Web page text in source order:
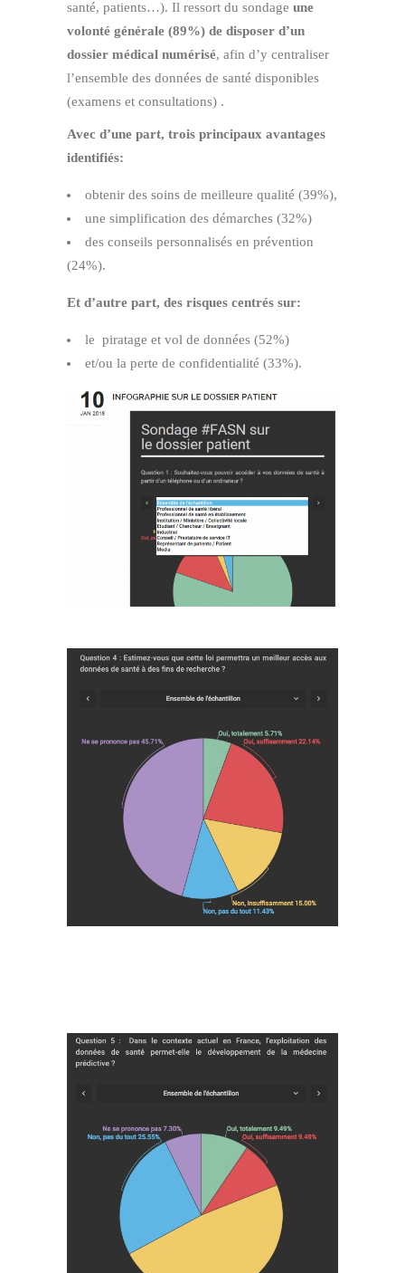
santé, patients…). Il ressort du sondage une
volonté générale (89%) de disposer d’un
dossier médical numérisé, afin d’y centraliser
l’ensemble des données de santé disponibles
(examens et consultations) .
Avec d’une part, trois principaux avantages
identifiés:
obtenir des soins de meilleure qualité (39%),
une simplification des démarches (32%)
des conseils personnalisés en prévention
(24%).
Et d’autre part, des risques centrés sur:
le piratage et vol de données (52%)
et/ou la perte de confidentialité (33%).